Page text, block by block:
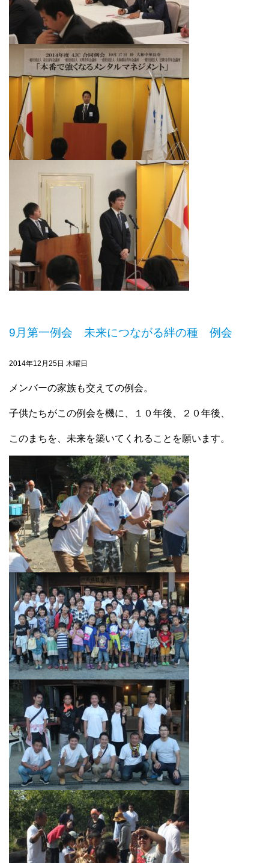
9月第一例会 未来につながる絆の種 例会
2014年12月25日 木曜日
メンバーの家族も交えての例会。
子供たちがこの例会を機に、１０年後、２０年後、
このまちを、未来を築いてくれることを願います。